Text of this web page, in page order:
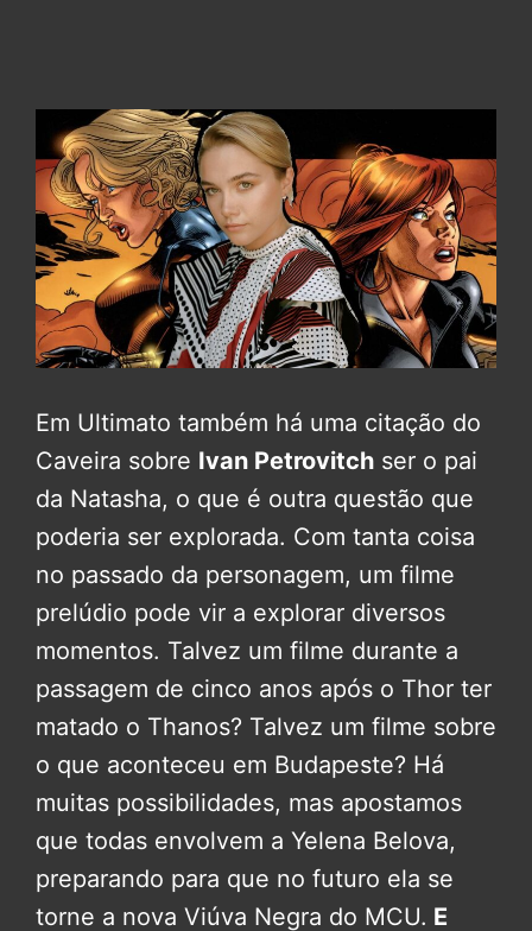
Em Ultimato também há uma citação do
Caveira sobre Ivan Petrovitch ser o pai
da Natasha, o que é outra questão que
poderia ser explorada. Com tanta coisa
no passado da personagem, um filme
prelúdio pode vir a explorar diversos
momentos. Talvez um filme durante a
passagem de cinco anos após o Thor ter
matado o Thanos? Talvez um filme sobre
o que aconteceu em Budapeste? Há
muitas possibilidades, mas apostamos
que todas envolvem a Yelena Belova,
preparando para que no futuro ela se
torne a nova Viúva Negra do MCU. E